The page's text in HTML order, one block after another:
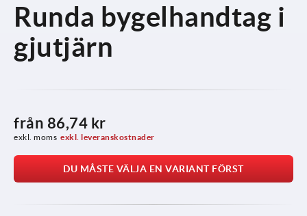
Runda bygelhandtag i
gjutjärn
från 86,74 kr
exkl. moms exkl. leveranskostnader
DU MÅSTE VÄLJA EN VARIANT FÖRST